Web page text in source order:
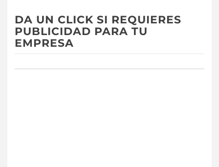
DA UN CLICK SI REQUIERES
PUBLICIDAD PARA TU
EMPRESA